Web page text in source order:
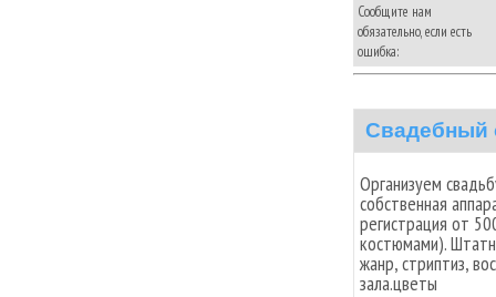
Сообщите нам
обязательно, если есть
ошибка:
Свадебный
Организуем
собственная
регистрация от
костюмами).
жанр, стриптиз,
зала.цветы